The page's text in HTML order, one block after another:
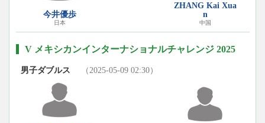
今井優歩
日本
ZHANG Kai Xua
n
中国
V メキシカンインターナショナルチャレンジ 2025
男子ダブルス （2025-05-09 02:30）